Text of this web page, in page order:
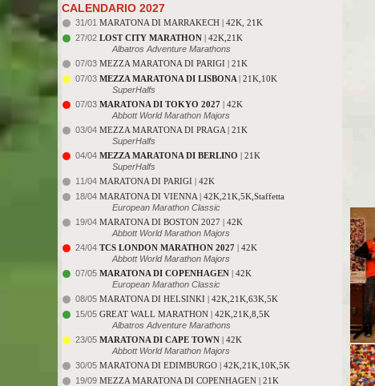
CALENDARIO 2027
31/01 MARATONA DI MARRAKECH | 42K, 21K
27/02 LOST CITY MARATHON | 42K,21K
Albatros Adventure Marathons
07/03 MEZZA MARATONA DI PARIGI | 21K
07/03 MEZZA MARATONA DI LISBONA | 21K,10K
SuperHalfs
07/03 MARATONA DI TOKYO 2027 | 42K
Abbott World Marathon Majors
03/04 MEZZA MARATONA DI PRAGA | 21K
SuperHalfs
04/04 MEZZA MARATONA DI BERLINO | 21K
SuperHalfs
11/04 MARATONA DI PARIGI | 42K
18/04 MARATONA DI VIENNA | 42K,21K,5K,Staffetta
European Marathon Classic
19/04 MARATONA DI BOSTON 2027 | 42K
Abbott World Marathon Majors
24/04 TCS LONDON MARATHON 2027 | 42K
Abbott World Marathon Majors
07/05 MARATONA DI COPENHAGEN | 42K
European Marathon Classic
08/05 MARATONA DI HELSINKI | 42K,21K,63K,5K
15/05 GREAT WALL MARATHON | 42K,21K,8,5K
Albatros Adventure Marathons
23/05 MARATONA DI CAPE TOWN | 42K
Abbott World Marathon Majors
30/05 MARATONA DI EDIMBURGO | 42K,21K,10K,5K
19/09 MEZZA MARATONA DI COPENHAGEN | 21K